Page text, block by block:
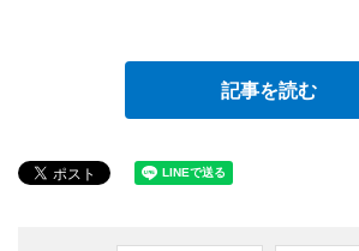
記事を読む